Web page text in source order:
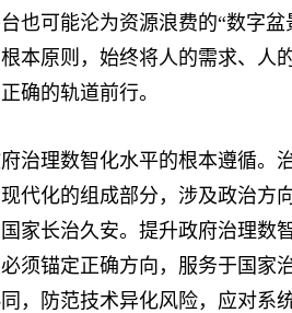
也可能沦为资源浪费的“数字
本原则，始终将人的需求、人
确的轨道前行。
理数智化水平的根本遵循。
代化的组成部分，涉及政治方
家长治久安。提升政府治理数
须锚定正确方向，服务于国家
，防范技术异化风险，应对系